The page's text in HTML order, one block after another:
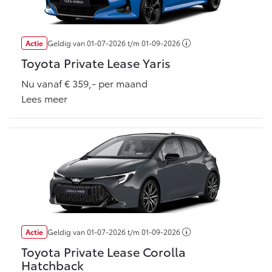
bZ4X
BATTERIJ-ELEKTRISCH
bZ4X Touring
BATTERIJ-ELEKTRISCH
Vanaf € 48.995,-
WATERSTOF-ELEKTRISCH
Proace City (excl. BTW)
OOK ALS BATTERIJ-
ELEKTRISCH
Connected check
Navigatie updates
Actie Geldig van01-07-2026t/m 01-09-2026
Toyota Private Lease Yaris
Nu vanaf € 359,- per maand
Lees meer
Actie Geldig van01-07-2026t/m 01-09-2026
Toyota Private Lease Corolla
Hatchback